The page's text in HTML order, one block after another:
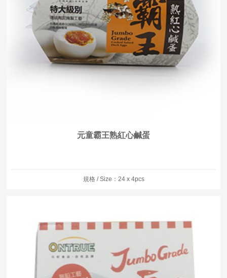
元童霸王熟紅心鹹蛋
規格 / Size：24 x 4pcs